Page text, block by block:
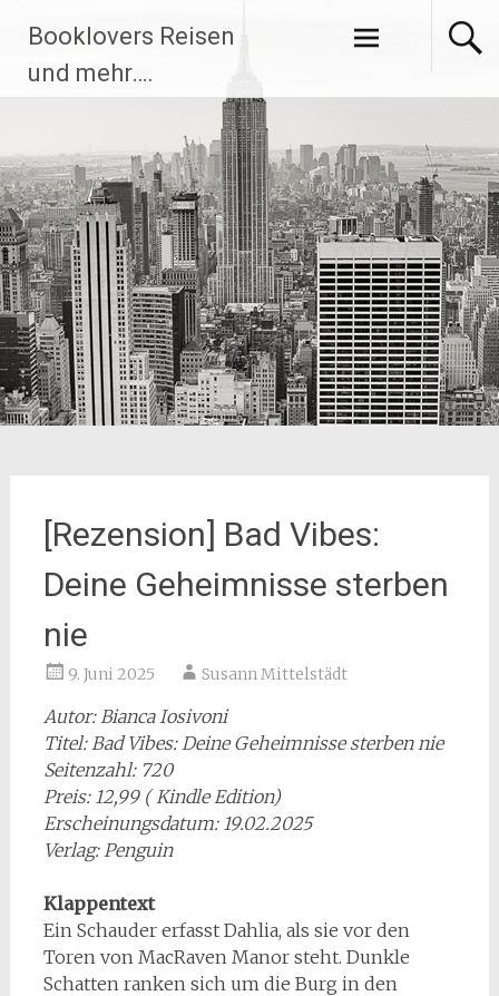
Inhalt
springen
Booklovers Reisen
und mehr….
[Rezension] Bad Vibes:
Deine Geheimnisse sterben
nie
9. Juni 2025 Susann Mittelstädt
Autor: Bianca Iosivoni
Titel: Bad Vibes: Deine Geheimnisse sterben nie
Seitenzahl: 720
Preis: 12,99 ( Kindle Edition)
Erscheinungsdatum: 19.02.2025
Verlag: Penguin
Klappentext
Ein Schauder erfasst Dahlia, als sie vor den
Toren von MacRaven Manor steht. Dunkle
Schatten ranken sich um die Burg in den